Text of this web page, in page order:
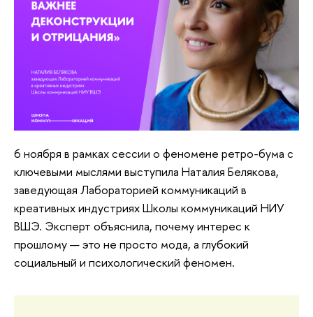
6 ноября в рамках сессии о феномене ретро-бума с
ключевыми мыслями выступила Наталия Белякова,
заведующая Лабораторией коммуникаций в
креативных индустриях Школы коммуникаций НИУ
ВШЭ. Эксперт объяснила, почему интерес к
прошлому — это не просто мода, а глубокий
социальный и психологический феномен.